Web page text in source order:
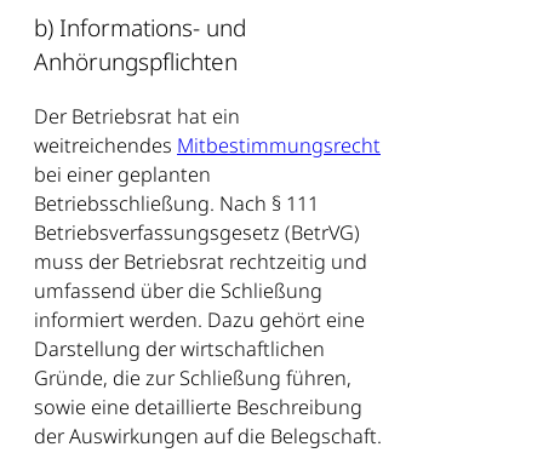
b) Informations- und
Anhörungspflichten
Der Betriebsrat hat ein
weitreichendes Mitbestimmungsrecht
bei einer geplanten
Betriebsschließung. Nach § 111
Betriebsverfassungsgesetz (BetrVG)
muss der Betriebsrat rechtzeitig und
umfassend über die Schließung
informiert werden. Dazu gehört eine
Darstellung der wirtschaftlichen
Gründe, die zur Schließung führen,
sowie eine detaillierte Beschreibung
der Auswirkungen auf die Belegschaft.